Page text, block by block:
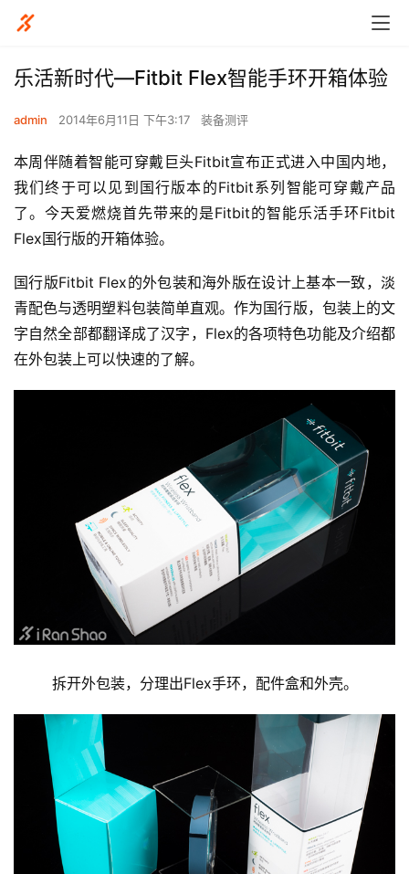
乐活新时代—Fitbit Flex智能手环开箱体验
admin 2014年6月11日 下午3:17 装备测评
本周伴随着智能可穿戴巨头Fitbit宣布正式进入中国内地，
我们终于可以见到国行版本的Fitbit系列智能可穿戴产品
了。今天爱燃烧首先带来的是Fitbit的智能乐活手环Fitbit
Flex国行版的开箱体验。
国行版Fitbit Flex的外包装和海外版在设计上基本一致，淡
青配色与透明塑料包装简单直观。作为国行版，包装上的文
字自然全部都翻译成了汉字，Flex的各项特色功能及介绍都
在外包装上可以快速的了解。
拆开外包装，分理出Flex手环，配件盒和外壳。